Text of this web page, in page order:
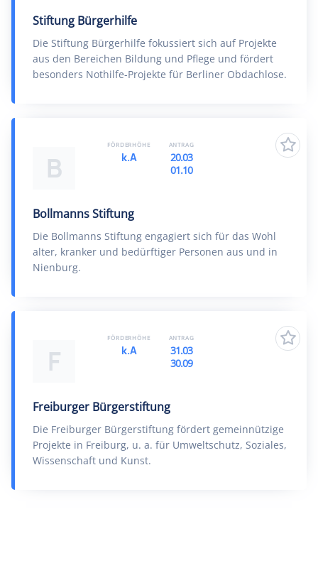
Stiftung Bürgerhilfe
Die Stiftung Bürgerhilfe fokussiert sich auf Projekte
aus den Bereichen Bildung und Pflege und fördert
besonders Nothilfe-Projekte für Berliner Obdachlose.
B
Bollmanns Stiftung
Die Bollmanns Stiftung engagiert sich für das Wohl
alter, kranker und bedürftiger Personen aus und in
Nienburg.
FÖRDERHÖHE
k.A
ANTRAG
20.03
01.10
F
Freiburger Bürgerstiftung
Die Freiburger Bürgerstiftung fördert gemeinnützige
Projekte in Freiburg, u. a. für Umweltschutz, Soziales,
Wissenschaft und Kunst.
FÖRDERHÖHE
k.A
ANTRAG
31.03
30.09